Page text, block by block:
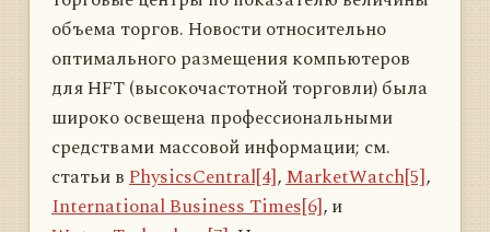
объема торгов. Новости относительно
оптимального размещения компьютеров
для HFT (высокочастотной торговли) была
широко освещена профессиональными
средствами массовой информации; см.
статьи вPhysicsCentral[4],MarketWatch[5],
International Business Times[6], и